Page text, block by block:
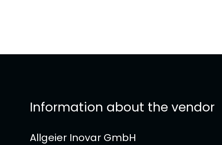
Information about the vendor
Allgeier Inovar GmbH